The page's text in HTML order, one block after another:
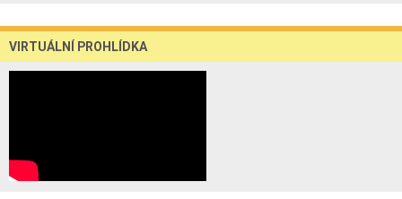
VIRTUÁLNÍ PROHLÍDKA